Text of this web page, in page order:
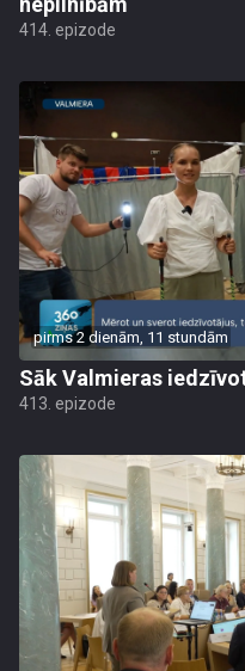
414. epizode
pirms 2 dienām, 11 stundām
Sāk Valmieras
413. epizode